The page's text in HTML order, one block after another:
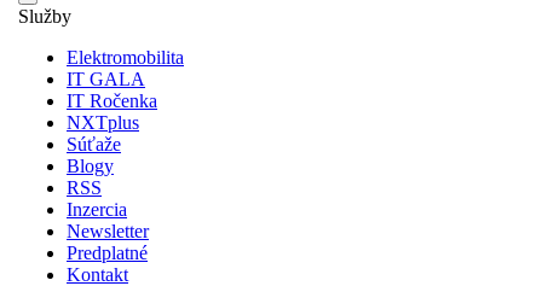
Služby
Elektromobilita
IT GALA
IT Ročenka
NXTplus
Súťaže
Blogy
RSS
Inzercia
Newsletter
Predplatné
Kontakt